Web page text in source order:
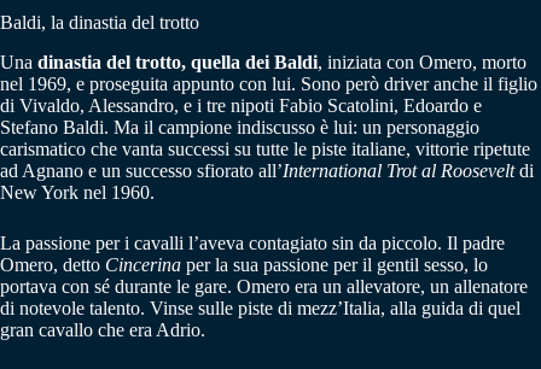
Baldi, la dinastia del trotto
Una dinastia del trotto, quella dei Baldi, iniziata con Omero, morto
nel 1969, e proseguita appunto con lui. Sono però driver anche il figlio
di Vivaldo, Alessandro, e i tre nipoti Fabio Scatolini, Edoardo e
Stefano Baldi. Ma il campione indiscusso è lui: un personaggio
carismatico che vanta successi su tutte le piste italiane, vittorie ripetute
ad Agnano e un successo sfiorato all’International Trot al Rooseveltdi
New York nel 1960.
La passione per i cavalli l’aveva contagiato sin da piccolo. Il padre
Omero, detto Cincerina per la sua passione per il gentil sesso, lo
portava con sé durante le gare. Omero era un allevatore, un allenatore
di notevole talento. Vinse sulle piste di mezz’Italia, alla guida di quel
gran cavallo che era Adrio.